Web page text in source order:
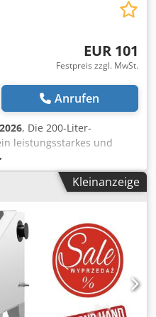
EUR 101
Festpreis zzgl. MwSt.
Anrufen
2026, Die 200-Liter-
leistungsstarkes und
präzise Reinigung und
und anderen harten
die Verwendung einer
präzise steuern, was
Teilen als
Die
Einsatz in
konzipiert.
Einstellung des
Kleinanzeige